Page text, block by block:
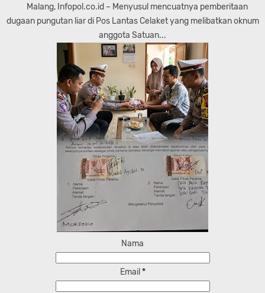
Malang, Infopol.co.id – Menyusul mencuatnya pemberitaan
dugaan pungutan liar di Pos Lantas Celaket yang melibatkan oknum
anggota Satuan...
Nama
Email *